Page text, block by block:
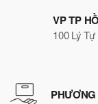
VP TP
100 Lý